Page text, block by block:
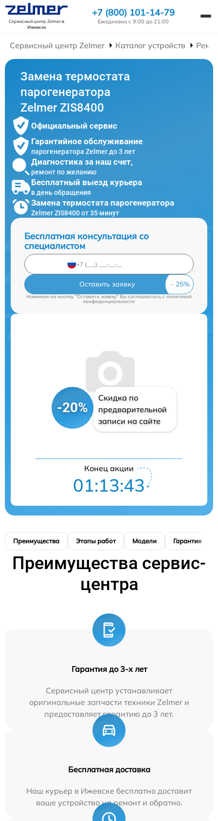
Сервисный центр Zelmerв
Ижевске
+7 (800) 101-14-79
Ежедневно с 9:00 до 21:00
Сервисный центр Zelmer Каталог устройств
Замена термостата
парогенератора
Zelmer ZIS8400
Официальный сервис
Гарантийное обслуживание
парогенератора Zelmer до 3 лет
Диагностика за наш счет,
ремонт по желанию
Бесплатный выезд курьера
в день обращения
Замена термостата парогенератора
Zelmer ZIS8400 от 35 минут
Бесплатная консультация со
специалистом
Оставить заявку
Нажимая на кнопку "Оставить заявку" Вы соглашаетесь c политикой
конфиденциальности
-20%
Скидка по
предварительной
записи на сайте
Конец акции
01:13:41
Преимущества Этапы работ Модели Гарантия
Преимущества сервис-
центра
Гарантия до 3-х лет
Сервисный центр устанавливает
оригинальные запчасти техники Zelmer и
предоставляет гарантию до 3 лет.
Бесплатная доставка
Наш курьер в Ижевске бесплатно доставит
ваше устройство на ремонт и обратно.